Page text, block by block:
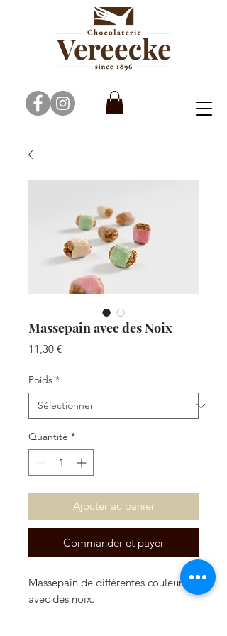
Massepain avec des Noix
11,30 €Prix
Poids *
Quantité *
Ajouter au panier
Commander et payer
Massepain de différentes couleurs
avec des noix.